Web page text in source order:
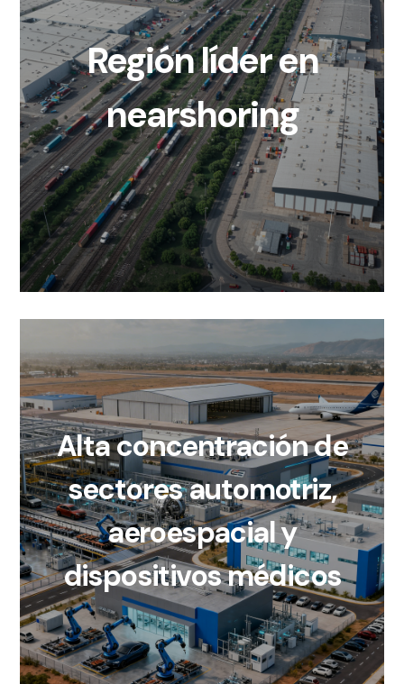
Región líder en
nearshoring
Alta concentración de
sectores automotriz,
aeroespacial y
dispositivos médicos